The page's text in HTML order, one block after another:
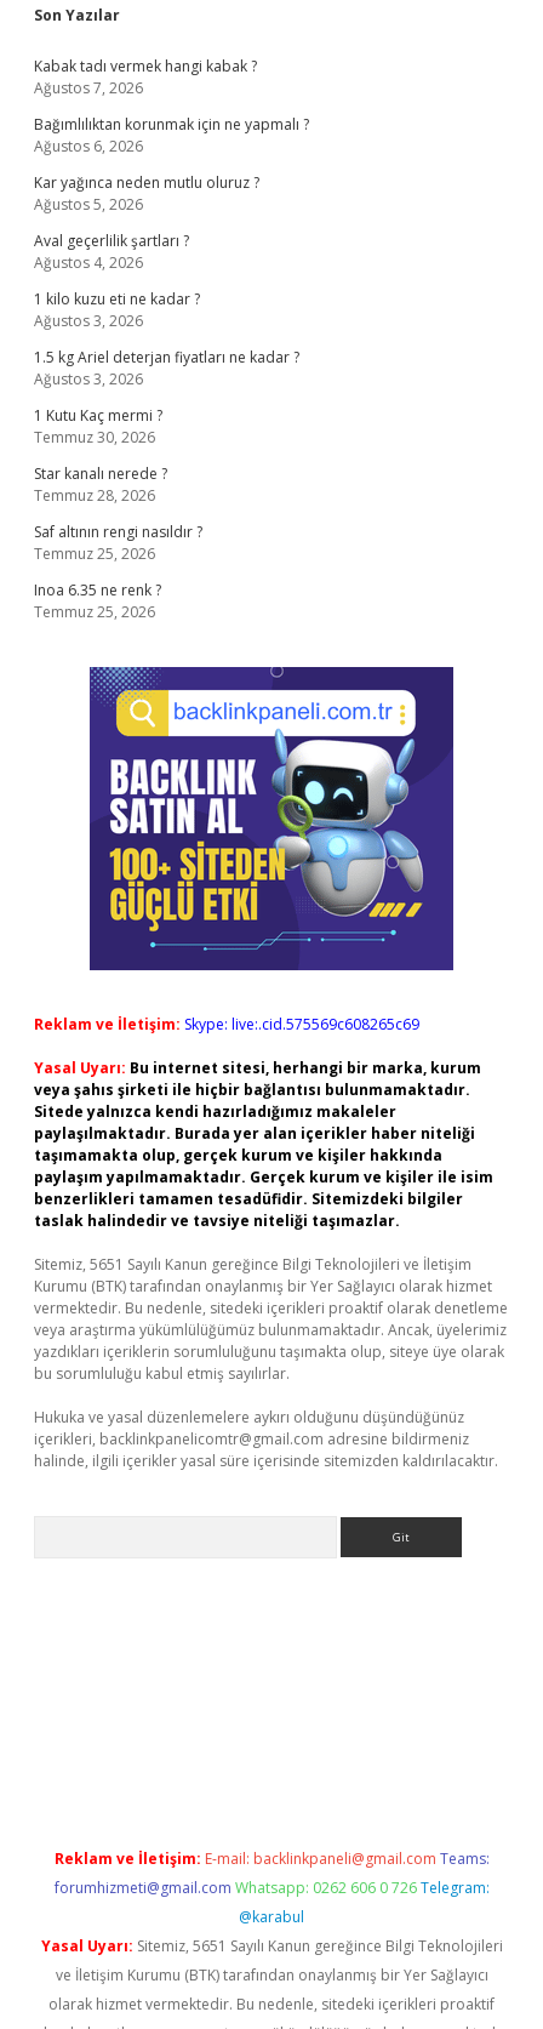
Sidebar
Son Yazılar
Kabak tadı vermek hangi kabak ?
Ağustos 7, 2026
Bağımlılıktan korunmak için ne yapmalı ?
Ağustos 6, 2026
Kar yağınca neden mutlu oluruz ?
Ağustos 5, 2026
Aval geçerlilik şartları ?
Ağustos 4, 2026
1 kilo kuzu eti ne kadar ?
Ağustos 3, 2026
1.5 kg Ariel deterjan fiyatları ne kadar ?
Ağustos 3, 2026
1 Kutu Kaç mermi ?
Temmuz 30, 2026
Star kanalı nerede ?
Temmuz 28, 2026
Saf altının rengi nasıldır ?
Temmuz 25, 2026
Inoa 6.35 ne renk ?
Temmuz 25, 2026
Reklam ve İletişim: Skype: live:.cid.575569c608265c69
Yasal Uyarı: Bu internet sitesi, herhangi bir marka, kurum
veya şahıs şirketi ile hiçbir bağlantısı bulunmamaktadır.
Sitede yalnızca kendi hazırladığımız makaleler
paylaşılmaktadır. Burada yer alan içerikler haber niteliği
taşımamakta olup, gerçek kurum ve kişiler hakkında
paylaşım yapılmamaktadır. Gerçek kurum ve kişiler ile isim
benzerlikleri tamamen tesadüfidir. Sitemizdeki bilgiler
taslak halindedir ve tavsiye niteliği taşımazlar.
Sitemiz, 5651 Sayılı Kanun gereğince Bilgi Teknolojileri ve İletişim
Kurumu (BTK) tarafından onaylanmış bir Yer Sağlayıcı olarak hizmet
vermektedir. Bu nedenle, sitedeki içerikleri proaktif olarak denetleme
veya araştırma yükümlülüğümüz bulunmamaktadır. Ancak, üyelerimiz
yazdıkları içeriklerin sorumluluğunu taşımakta olup, siteye üye olarak
bu sorumluluğu kabul etmiş sayılırlar.
Hukuka ve yasal düzenlemelere aykırı olduğunu düşündüğünüz
içerikleri, backlinkpanelicomtr@gmail.com adresine bildirmeniz
halinde, ilgili içerikler yasal süre içerisinde sitemizden kaldırılacaktır.
Reklam ve İletişim: E-mail: backlinkpaneli@gmail.com Teams:
forumhizmeti@gmail.com Whatsapp: 0262 606 0 726 Telegram:
@karabul
Yasal Uyarı: Sitemiz, 5651 Sayılı Kanun gereğince Bilgi Teknolojileri
ve İletişim Kurumu (BTK) tarafından onaylanmış bir Yer Sağlayıcı
olarak hizmet vermektedir. Bu nedenle, sitedeki içerikleri proaktif